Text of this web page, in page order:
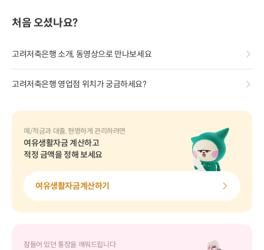
처음 오셨나요?
고려저축은행 소개, 동영상으로 만나보세요
고려저축은행 영업점 위치가 궁금하세요?
예/적금과 대출, 현명하게 관리하려면
여유생활자금 계산하고
적정 금액을 정해 보세요
여유생활자금계산하기
잠들어 있던 통장을 깨워드립니다